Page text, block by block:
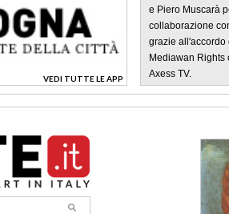
VEDI TUTTE LE APP
>
e Piero Muscarà
collaborazione
grazie all'accordo
Mediawan Rights
Axess TV.